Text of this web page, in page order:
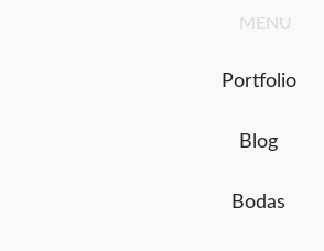
Ir
contenido
MENU
Portfolio
Blog
Bodas